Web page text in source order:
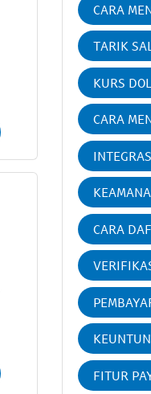
CARA
TARIK
KURS
CARA
CARA
FITUR